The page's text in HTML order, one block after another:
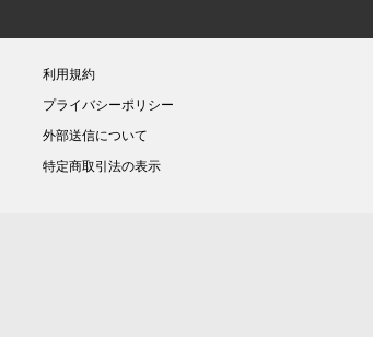
利用規約
プライバシーポリシー
外部送信について
特定商取引法の表示